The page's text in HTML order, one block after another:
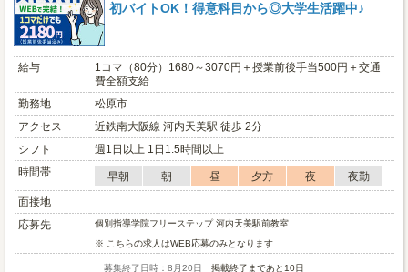
初バイトOK！得意科目から◎大学生活躍中♪
給与
1コマ（80分）1680～3070円＋授業前後手当500円＋交通
費全額支給
勤務地
松原市
アクセス
近鉄南大阪線 河内天美駅 徒歩 2分
シフト
週1日以上 1日1.5時間以上
時間帯
早朝 朝 昼 夕方 夜
夜勤
面接地
応募先
個別指導学院フリーステップ 河内天美駅前教室
※ こちらの求人はWEB応募のみとなります
募集終了日時：8月20日 掲載終了まであと10日